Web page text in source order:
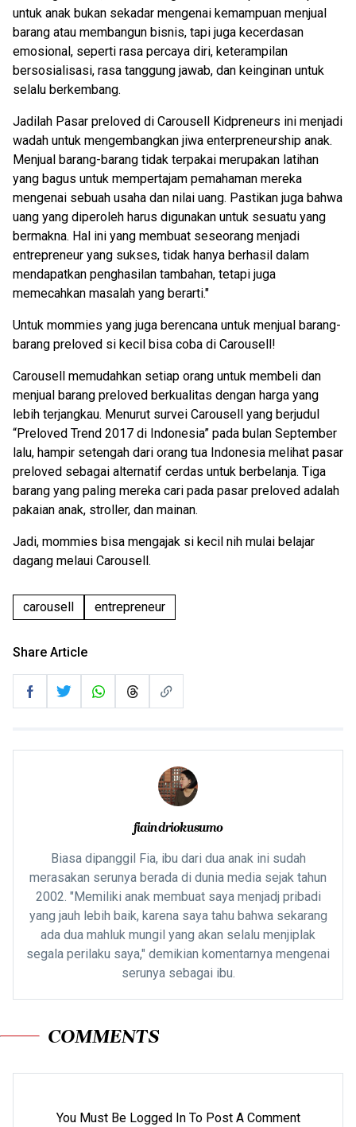
untuk anak bukan sekadar mengenai kemampuan menjual
barang atau membangun bisnis, tapi juga kecerdasan
emosional, seperti rasa percaya diri, keterampilan
bersosialisasi, rasa tanggung jawab, dan keinginan untuk
selalu berkembang.
Jadilah Pasar preloved di Carousell Kidpreneurs ini menjadi
wadah untuk mengembangkan jiwa enterpreneurship anak.
Menjual barang-barang tidak terpakai merupakan latihan
yang bagus untuk mempertajam pemahaman mereka
mengenai sebuah usaha dan nilai uang. Pastikan juga bahwa
uang yang diperoleh harus digunakan untuk sesuatu yang
bermakna. Hal ini yang membuat seseorang menjadi
entrepreneur yang sukses, tidak hanya berhasil dalam
mendapatkan penghasilan tambahan, tetapi juga
memecahkan masalah yang berarti."
Untuk mommies yang juga berencana untuk menjual barang-
barang preloved si kecil bisa coba di Carousell!
Carousell memudahkan setiap orang untuk membeli dan
menjual barang preloved berkualitas dengan harga yang
lebih terjangkau. Menurut survei Carousell yang berjudul
“Preloved Trend 2017 di Indonesia” pada bulan September
lalu, hampir setengah dari orang tua Indonesia melihat pasar
preloved sebagai alternatif cerdas untuk berbelanja. Tiga
barang yang paling mereka cari pada pasar preloved adalah
pakaian anak, stroller, dan mainan.
Jadi, mommies bisa mengajak si kecil nih mulai belajar
dagang melaui Carousell.
carousell entrepreneur
Share Article
fiaindriokusumo
Biasa dipanggil Fia, ibu dari dua anak ini sudah
merasakan serunya berada di dunia media sejak tahun
2002. "Memiliki anak membuat saya menjadj pribadi
yang jauh lebih baik, karena saya tahu bahwa sekarang
ada dua mahluk mungil yang akan selalu menjiplak
segala perilaku saya," demikian komentarnya mengenai
serunya sebagai ibu.
COMMENTS
You Must Be Logged In To Post A Comment